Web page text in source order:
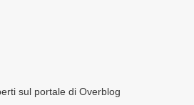
sul portale di Overblog